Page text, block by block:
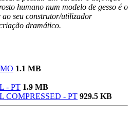
humano num modelo de gesso é o
seu construtor/utilizador
dramático.
1.1 MB
- PT 1.9 MB
COMPRESSED - PT 929.5 KB